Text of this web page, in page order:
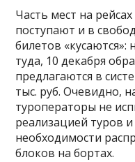
Часть мест на
поступают и в
билетов
туда, 10 декабря
предлагаются в
тыс. руб. Очевидно,
туроператоры не
реализацией туров
необходимости
блоков на